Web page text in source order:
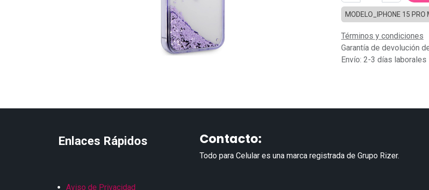
MODELO_IPHONE 15 PRO
Términos y condiciones
Garantía de devolución
Envío: 2-3 días laborales
Enlaces Rápidos Contacto:
Todo para Celular es una marca registrada de Grupo Rizer.
Aviso de Privacidad